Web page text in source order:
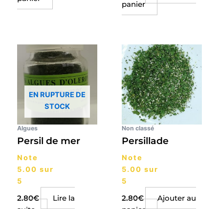
panier
EN RUPTURE DE
STOCK
Algues
Persil de mer
Note
5.00 sur
5
2.80€
Lire la
Non classé
Persillade
Note
5.00 sur
5
2.80€
Ajouter au